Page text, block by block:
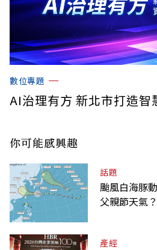
數位專題
AI治理有方 新北市打造智
你可能感興趣
話題
颱風白海豚
父親節天氣？
產經